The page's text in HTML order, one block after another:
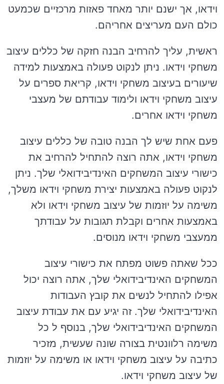
וידאו, אך ישנם יותר מאחד פאזות מרכזיים שכמעט
כולם העם מעריצים אחריהם.
ראשית, עליך להרחיב הבנה חזקה של כללים עיצוב
משחקי וידאו. ניתן לנקוט פעולה באמצעות למידה
שיעורים בעיצוב משחקי וידאו, קריאת ספרים על
עיצוב משחקי וידאו ולימוד עבודתם של מעצבי
משחקי וידאו אחרים.
פעם אחת שיש לך הבנה טובה של כללים עיצוב
משחקי וידאו, אתה רוצה להתחיל להרחיב את
כישורי עיצוב המשחקים האינדיבידואלי שלך. ניתן
לנקוט פעולה באמצעות יצירת משחקי וידאו משלך,
משימה על יוזמות של עיצוב משחקי וידאו ולא
באמצעות אחרים וקבלת תגובות על עבודתך
ממעצבי משחקי וידאו מנוסים.
ככל שאתה פשוט מפתח את כישורי עיצוב
המשחקים האינדיבידואלי שלך, אתה רוצה יכול
אפילו להתחיל לנשים את קובץ העבודות
האינדיבידואלי שלך. זה יגיע עם את עבודת עיצוב
המשחקים האינדיבידואלי שלך, בנוסף ל כל
משימה רלוונטית בצורה שונה שעשית, מזכיר
כתיבה על עיצוב משחקי וידאו או משימה על יוזמות
של עיצוב משחקי וידאו.